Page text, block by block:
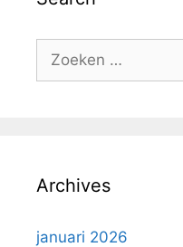
Zoek
Archives
januari 2026